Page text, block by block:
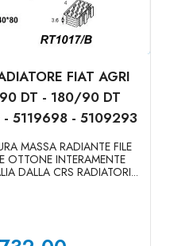
FIAT AGRI
DT - 180/90 DT
5119698 - 5109293
MASSA RADIANTE FILE
OTTONE INTERAMENTE
DALLA CRS RADIATORI...